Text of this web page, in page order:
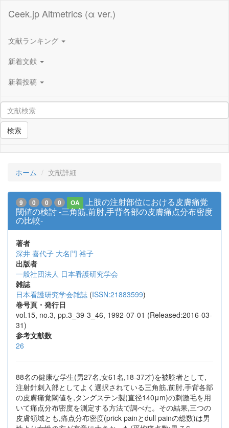
Ceek.jp Altmetrics (α ver.)
文献ランキング
新着文献
新着投稿
検索
ホーム 文献詳細
9 0 0 0 OA
上肢の注射部位における皮膚痛覚
閾値の検討 -三角筋,前肘,手背各部の皮膚痛点分布密度
の比較-
著者
深井 喜代子 大名門 裕子
出版者
一般社団法人 日本看護研究学会
雑誌
日本看護研究学会雑誌 (ISSN:21883599)
巻号頁・発行日
vol.15, no.3, pp.3_39-3_46, 1992-07-01 (Released:2016-03-
31)
参考文献数
26
88名の健康な学生(男27名,女61名,18-37才)を被験者として,
注射針刺入部としてよく選択されている三角筋,前肘,手背各部
の皮膚痛覚閾値を,タングステン製(直径140μm)の刺激毛を用
いて痛点分布密度を測定する方法で調べた。その結果,三つの
皮膚領域とも,痛点分布密度(prick painとdull painの総数)は男